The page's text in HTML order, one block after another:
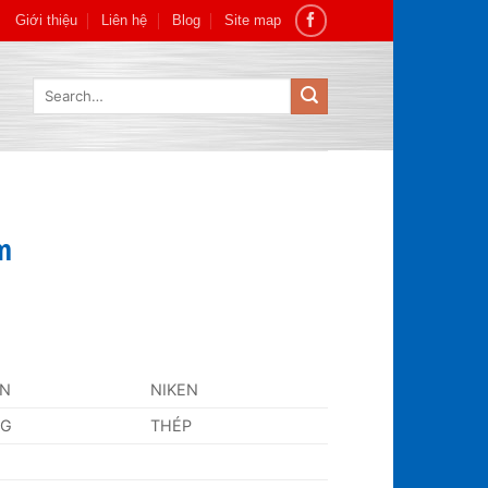
Giới thiệu Liên hệ Blog Site map
Search
NIKEN
THÉP